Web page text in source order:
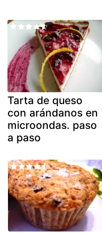
Tarta de queso
con arándanos en
microondas. paso
a paso